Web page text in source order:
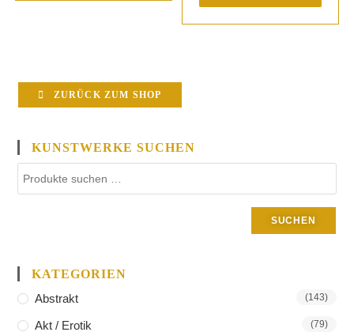
ZURÜCK ZUM SHOP
KUNSTWERKE SUCHEN
SUCHEN
KATEGORIEN
Abstrakt
(143)
Akt / Erotik (79)